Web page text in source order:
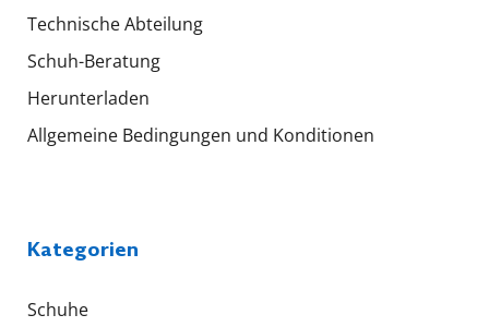
Technische Abteilung
Schuh-Beratung
Herunterladen
Allgemeine Bedingungen und Konditionen
Kategorien
Schuhe